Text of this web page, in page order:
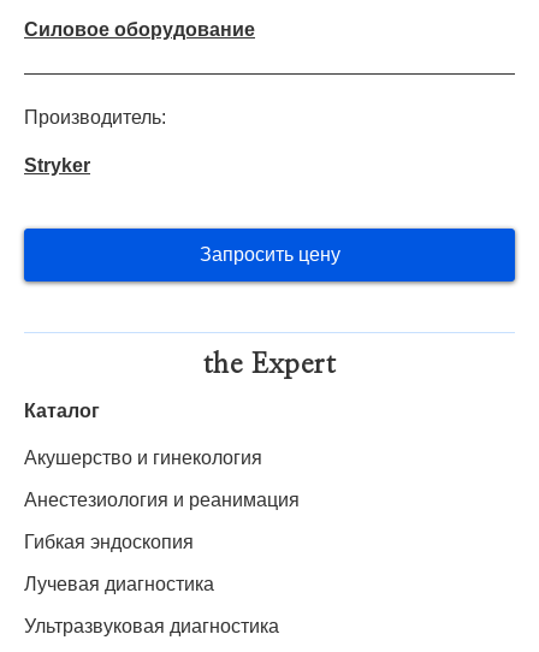
Силовое оборудование
Производитель:
Stryker
Запросить цену
the Expert
Каталог
Акушерство и гинекология
Анестезиология и реанимация
Гибкая эндоскопия
Лучевая диагностика
Ультразвуковая диагностика